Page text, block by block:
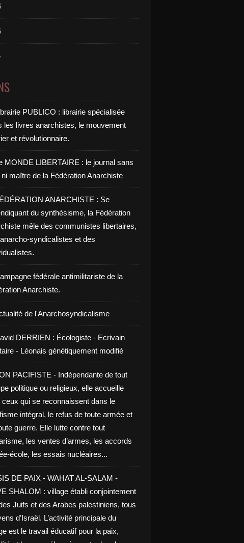
PUBLICO : librairie spécialisée
les livres anarchistes, le mouvement
et révolutionnaire.
MONDE LIBERTAIRE : le journal sans
ni maître de la Fédération Anarchiste
ANARCHISTE : Se
du synthésisme, la Fédération
mêle des communistes libertaires,
syndicalistes et des
fédérale antimilitariste de la
Anarchiste.
de l'Anarchosyndicalisme
DERRIEN : Écologiste - Ecrivain
- Léonais génétiquement modifié
PACIFISTE - Indépendante de tout
politique ou religieux, elle accueille
ceux qui se reconnaissent dans le
intégral, le refus de toute armée et
guerre. Elle lutte contre tout
les ventes d’armes, les accords
école, les essais nucléaires...
DE PAIX - WAHAT AL-SALAM -
SHALOM : village établi conjointement
Juifs et des Arabes palestiniens, tous
d’Israël. L’activité principale du
est le travail éducatif pour la paix,